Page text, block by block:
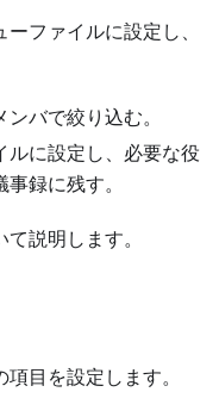
ファイルに設定し、
バで絞り込む。
ルに設定し、必要な役
録に残す。
説明します。
目を設定します。